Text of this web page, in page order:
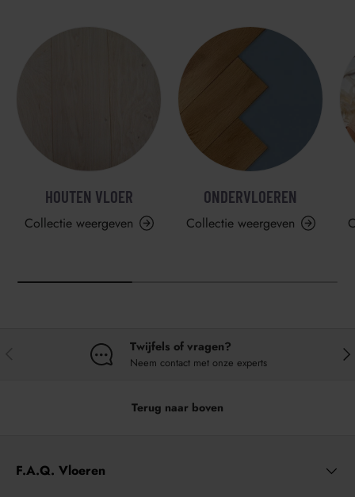
HOUTEN VLOER
Collectie weergeven
ONDERVLOEREN
Collectie weergeven
Twijfels of vragen?
Neem contact met onze experts
Terug naar boven
F.A.Q. Vloeren